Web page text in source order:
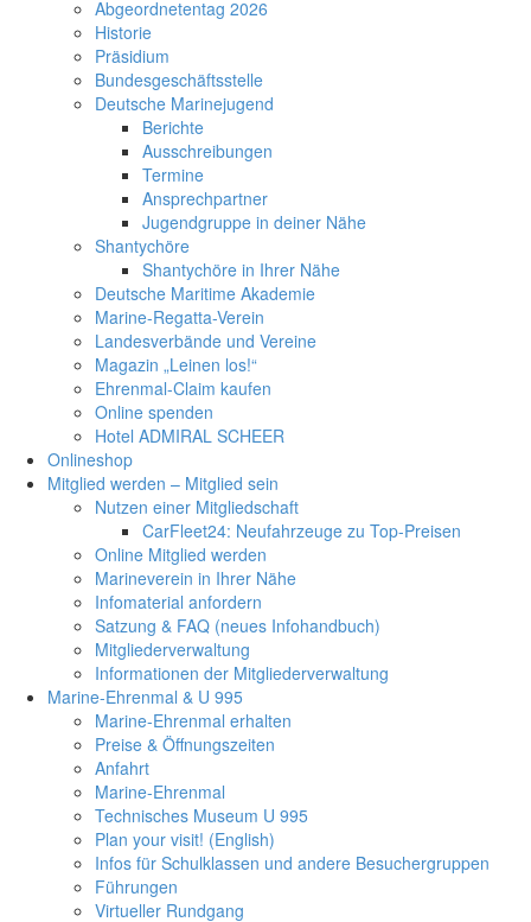
Abgeordnetentag 2026
Historie
Präsidium
Bundesgeschäftsstelle
Deutsche Marinejugend
Berichte
Ausschreibungen
Termine
Ansprechpartner
Jugendgruppe in deiner Nähe
Shantychöre
Shantychöre in Ihrer Nähe
Deutsche Maritime Akademie
Marine-Regatta-Verein
Landesverbände und Vereine
Magazin „Leinen los!“
Ehrenmal-Claim kaufen
Online spenden
Hotel ADMIRAL SCHEER
Onlineshop
Mitglied werden – Mitglied sein
Nutzen einer Mitgliedschaft
CarFleet24: Neufahrzeuge zu Top-Preisen
Online Mitglied werden
Marineverein in Ihrer Nähe
Infomaterial anfordern
Satzung & FAQ (neues Infohandbuch)
Mitgliederverwaltung
Informationen der Mitgliederverwaltung
Marine-Ehrenmal & U 995
Marine-Ehrenmal erhalten
Preise & Öffnungszeiten
Anfahrt
Marine-Ehrenmal
Technisches Museum U 995
Plan your visit! (English)
Infos für Schulklassen und andere Besuchergruppen
Führungen
Virtueller Rundgang